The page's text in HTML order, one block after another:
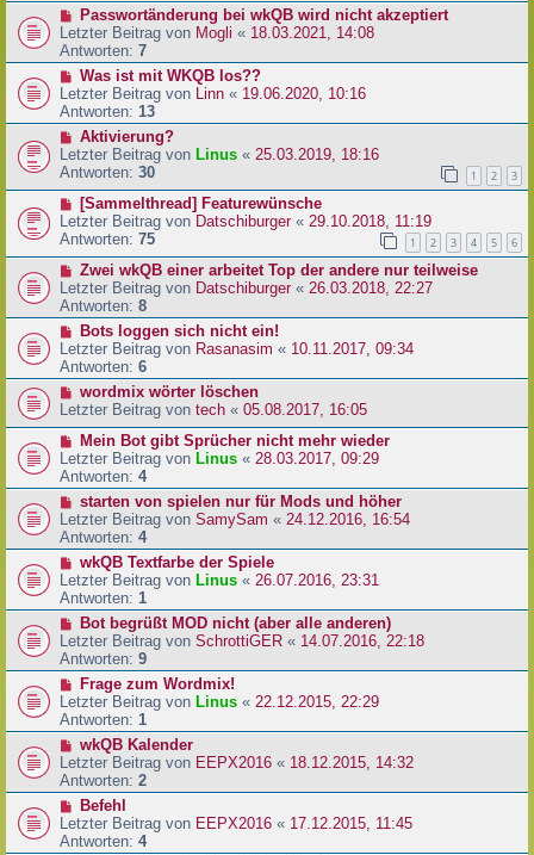
Passwortänderung bei wkQB wird nicht akzeptiert
Letzter Beitrag von Mogli « 18.03.2021, 14:08
Antworten: 7
Was ist mit WKQB los??
Letzter Beitrag von
Linn « 19.06.2020, 10:16
Antworten: 13
Aktivierung?
Letzter Beitrag von Linus « 25.03.2019, 18:16
Antworten: 30 1 2 3
[Sammelthread] Featurewünsche
Letzter Beitrag von Datschiburger« 29.10.2018, 11:19
Antworten: 75 1 2 3 4 5 6
Zwei wkQB einer arbeitet Top der andere nur teilweise
Letzter Beitrag von Datschiburger « 26.03.2018, 22:27
Antworten: 8
Bots loggen sich nicht ein!
Letzter Beitrag von Rasanasim « 10.11.2017, 09:34
Antworten: 6
wordmix wörter löschen
Letzter Beitrag von tech « 05.08.2017, 16:05
Mein Bot gibt Sprücher nicht mehr wieder
Letzter Beitrag von Linus « 28.03.2017, 09:29
Antworten: 4
starten von spielen nur für Mods und höher
Letzter Beitrag von SamySam « 24.12.2016, 16:54
Antworten: 4
wkQB Textfarbe der Spiele
Letzter Beitrag von Linus « 26.07.2016, 23:31
Antworten: 1
Bot begrüßt MOD nicht (aber alle anderen)
Letzter Beitrag von SchrottiGER « 14.07.2016, 22:18
Antworten: 9
Frage zum Wordmix!
Letzter Beitrag von Linus « 22.12.2015, 22:29
Antworten: 1
wkQB Kalender
Letzter Beitrag von EEPX2016 « 18.12.2015, 14:32
Antworten: 2
Befehl
Letzter Beitrag von EEPX2016 « 17.12.2015, 11:45
Antworten: 4